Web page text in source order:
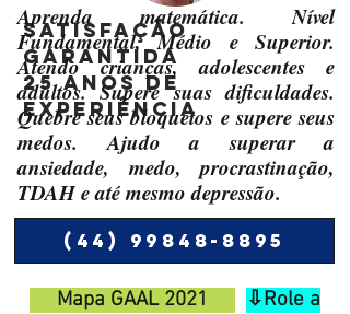
satisfação
Garantida
25 anos de
experiência
Aprenda matemática. Nível
Fundamental, Médio e Superior.
Atendo crianças, adolescentes e
adultos. Supere suas dificuldades.
Quebre seus bloqueios e supere seus
medos. Ajudo a superar a
ansiedade, medo, procrastinação,
TDAH e até mesmo depressão.
(44) 99848-8895
Mapa GAAL 2021
⇩Role a